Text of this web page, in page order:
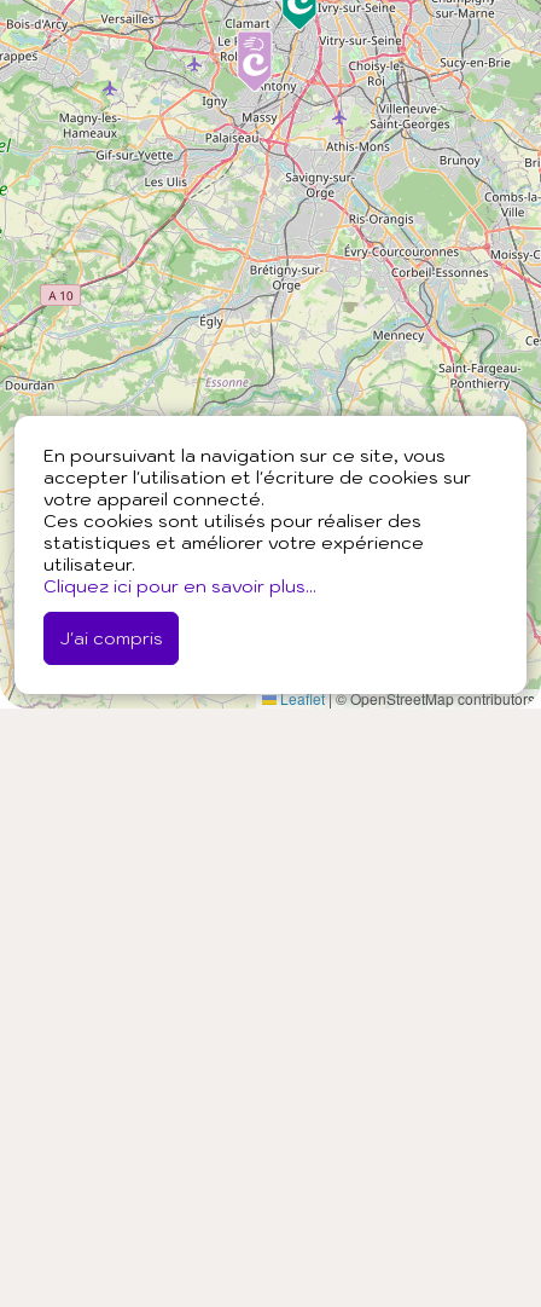
En poursuivant la navigation sur ce site, vous
accepter l'utilisation et l'écriture de cookies sur
votre appareil connecté.
Ces cookies sont utilisés pour réaliser des
statistiques et améliorer votre expérience
utilisateur.
Cliquez ici pour en savoir plus...
J'ai compris
Leaflet|© OpenStreetMap contributors